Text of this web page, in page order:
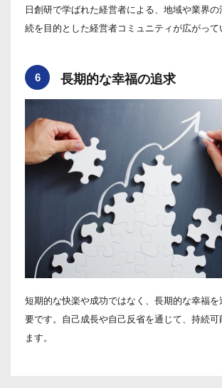
日創研で学ばれた経営者による、地域や業界
続を目的とした経営者コミュニティが広がって
6 長期的な幸福の追求
短期的な快楽や成功ではなく、長期的な幸福
要です。自己成長や自己反省を通じて、持続可
ます。